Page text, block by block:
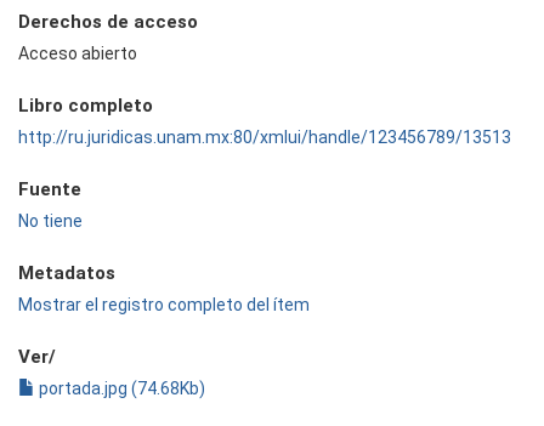
Derechos de acceso
Acceso abierto
Libro completo
http://ru.juridicas.unam.mx:80/xmlui/handle/123456789/13513
Fuente
No tiene
Metadatos
Mostrar el registro completo del ítem
Ver/
portada.jpg (74.68Kb)